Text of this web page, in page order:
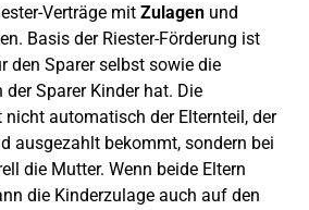
Verträge mit Zulagen und
Basis der Riester-Förderung ist
den Sparer selbst sowie die
der Sparer Kinder hat. Die
nicht automatisch der Elternteil, der
ausgezahlt bekommt, sondern bei
die Mutter. Wenn beide Eltern
die Kinderzulage auch auf den